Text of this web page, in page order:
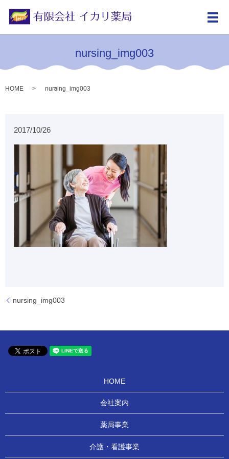
メ
nursing_img003
HOME nursing_img003
2017/10/26
nursing_img003
HOME
会社案内
薬局事業
介護・看護事業